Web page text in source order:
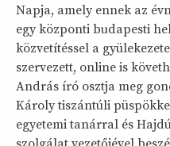
Napja, amely ennek az
egy központi budapesti
közvetítéssel a
szervezett, online is
András író osztja meg
Károly tiszántúli
egyetemi tanárral és